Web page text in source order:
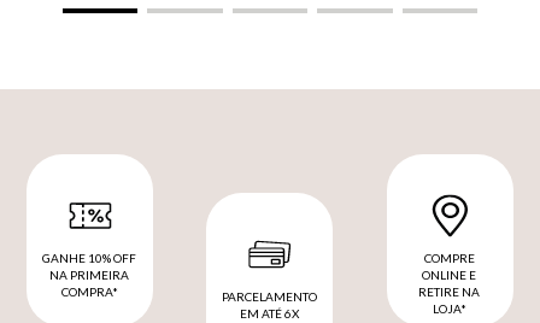
GANHE 10% OFF
NA PRIMEIRA
COMPRA*
PARCELAMENTO
EM ATÉ 6X
COMPRE
ONLINE E
RETIRE NA
LOJA*